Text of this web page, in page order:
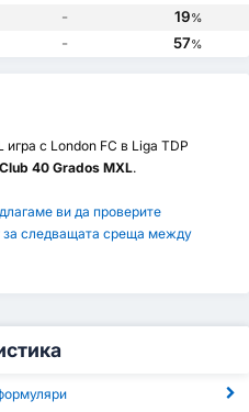
- 19%
- 57%
с London FC в Liga TDP
40 Grados MXL.
ви да проверите
за следващата среща между